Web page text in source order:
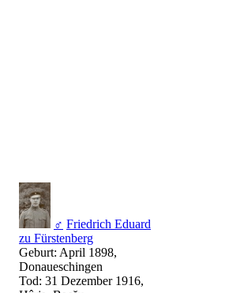
♂ Friedrich Eduard
zu Fürstenberg
Geburt: April 1898,
Donaueschingen
Tod: 31 Dezember 1916,